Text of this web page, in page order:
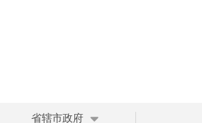
省辖市政府